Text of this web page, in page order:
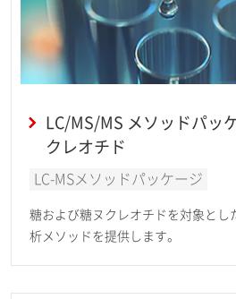
LC/MS/MS メソッドパッ
クレオチド
LC-MSメソッドパッケージ
糖および糖ヌクレオチドを対象とし
析メソッドを提供します。